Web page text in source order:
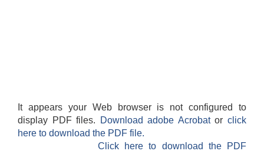
It appears your Web browser is not configured to
display PDF files.
Download adobe Acrobatorclick
here to download the PDF file.
Click here to download the PDF